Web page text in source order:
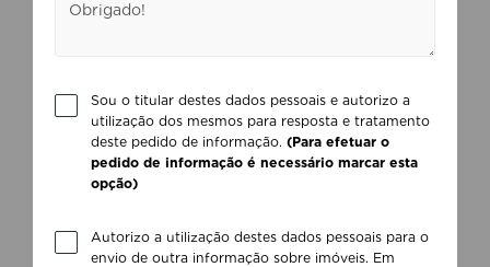
Sou o titular destes dados pessoais e autorizo a
utilização dos mesmos para resposta e tratamento
deste pedido de informação. (Para efetuar o
pedido de informação é necessário marcar esta
opção)
Autorizo a utilização destes dados pessoais para o
envio de outra informação sobre imóveis. Em